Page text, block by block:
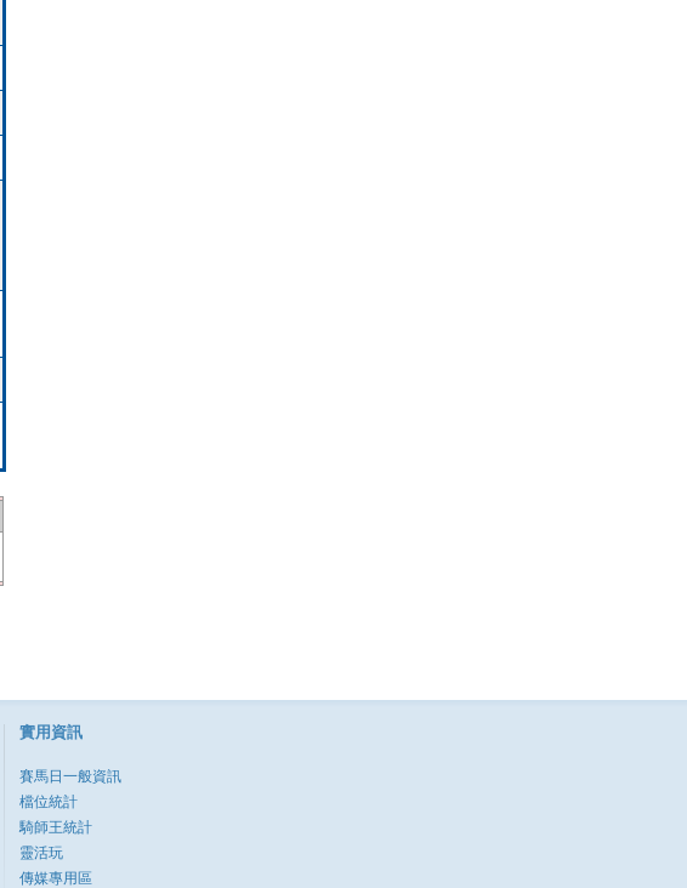
實用資訊
賽馬日一般資訊
檔位統計
騎師王統計
靈活玩
傳媒專用區